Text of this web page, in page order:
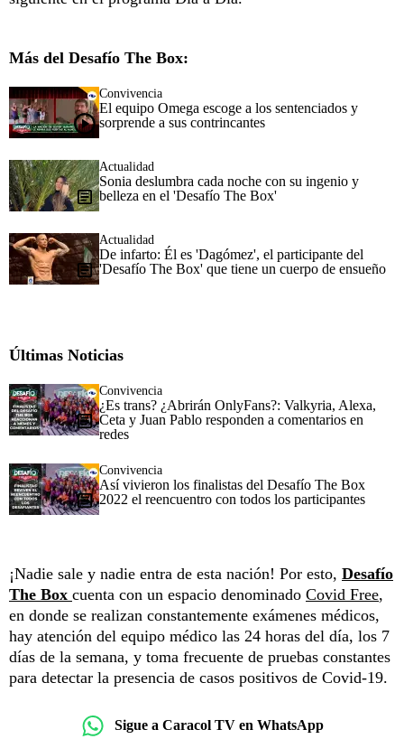
Más del Desafío The Box:
Convivencia
El equipo Omega escoge a los sentenciados y
sorprende a sus contrincantes
Actualidad
Sonia deslumbra cada noche con su ingenio y
belleza en el 'Desafío The Box'
Actualidad
De infarto: Él es 'Dagómez', el participante del
'Desafío The Box' que tiene un cuerpo de ensueño
Últimas Noticias
Convivencia
¿Es trans? ¿Abrirán OnlyFans?: Valkyria, Alexa,
Ceta y Juan Pablo responden a comentarios en
redes
Convivencia
Así vivieron los finalistas del Desafío The Box
2022 el reencuentro con todos los participantes
¡Nadie sale y nadie entra de esta nación! Por esto, Desafío
The Box cuenta con un espacio denominado Covid Free,
en donde se realizan constantemente exámenes médicos,
hay atención del equipo médico las 24 horas del día, los 7
días de la semana, y toma frecuente de pruebas constantes
para detectar la presencia de casos positivos de Covid-19.
Sigue a Caracol TV en WhatsApp